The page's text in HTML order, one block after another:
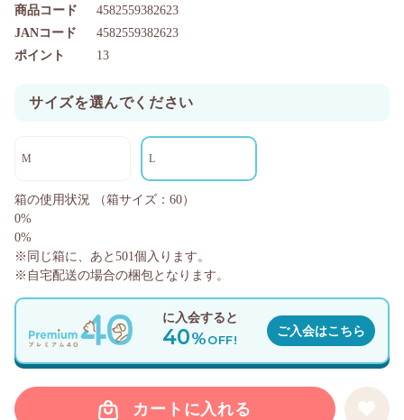
商品コード 4582559382623
ポイント 13
JANコード 4582559382623
サイズを選んでください
M L
カートに入れる
に入会すると
40%OFF!
ご入会はこちら
箱の使用状況
（箱サイズ：60）
0%
0%
※同じ箱に、あと 501個入ります。
※自宅配送の場合の梱包となります。